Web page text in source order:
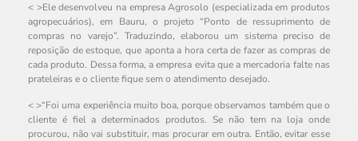
< >Ele desenvolveu na empresa Agrosolo (especializada em produtos
agropecuários), em Bauru, o projeto “Ponto de ressuprimento de
compras no varejo”. Traduzindo, elaborou um sistema preciso de
reposição de estoque, que aponta a hora certa de fazer as compras de
cada produto. Dessa forma, a empresa evita que a mercadoria falte nas
prateleiras e o cliente fique sem o atendimento desejado.
< >“Foi uma experiência muito boa, porque observamos também que o
cliente é fiel a determinados produtos. Se não tem na loja onde
procurou, não vai substituir, mas procurar em outra. Então, evitar esse